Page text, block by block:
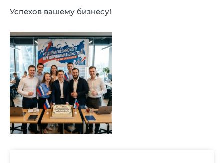
Успехов вашему бизнесу!